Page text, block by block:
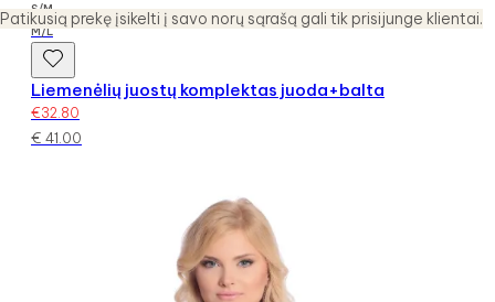
Patikusią prekę įsikelti į savo norų sąrašą gali tik prisijunge klientai.
S/M
M/L
Liemenėlių juostų komplektas juoda+balta
€32.80
€ 41.00